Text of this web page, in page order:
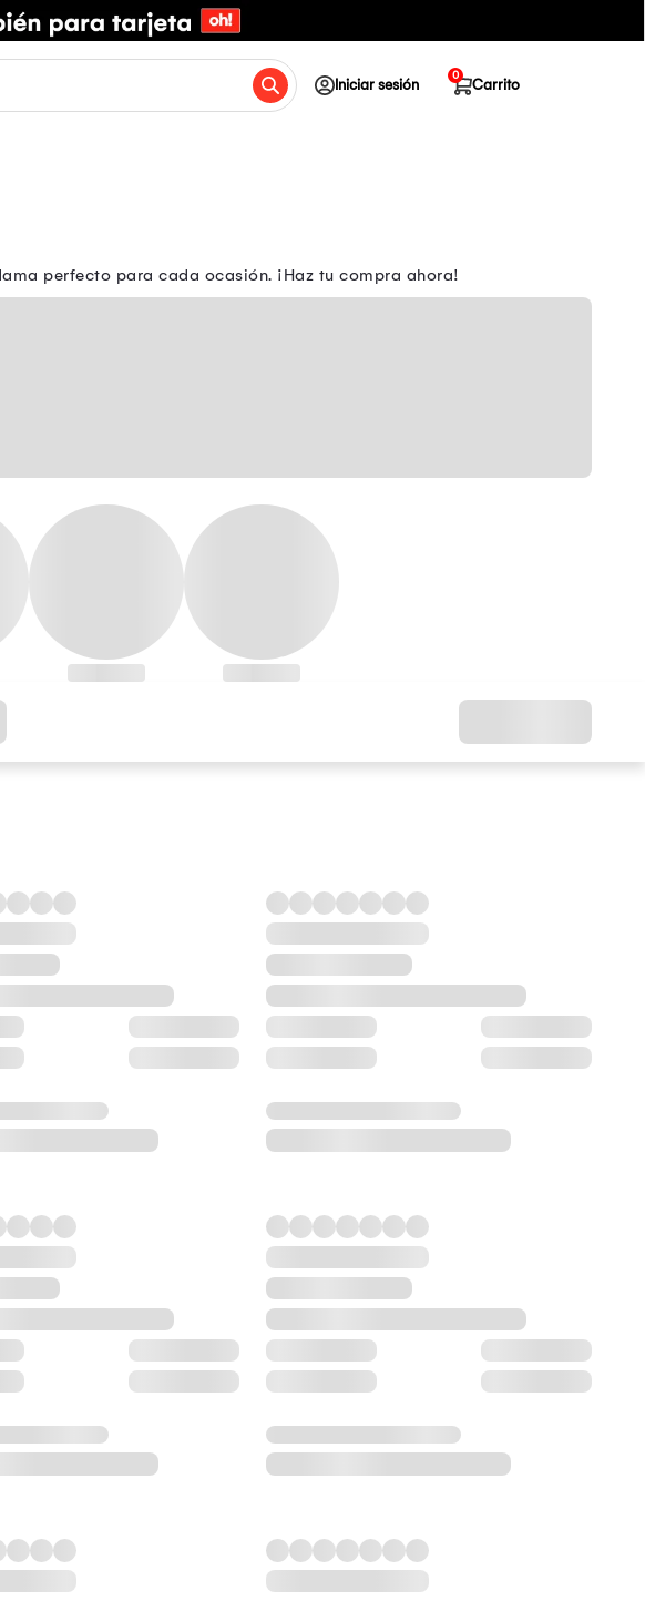
Iniciar sesión Carrito
0
perfecto para cada ocasión. ¡Haz tu compra ahora!